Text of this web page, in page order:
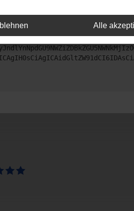
Problem zu beheben. Du kannst
Alle